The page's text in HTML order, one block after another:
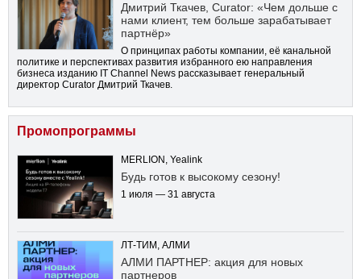
Дмитрий Ткачев, Curator: «Чем дольше с
нами клиент, тем больше зарабатывает
партнёр»
О принципах работы компании, её канальной
политике и перспективах развития избранного ею направления
бизнеса изданию IT Channel News рассказывает генеральный
директор Curator Дмитрий Ткачев.
Промопрограммы
MERLION, Yealink
Будь готов к высокому сезону!
1 июля — 31 августа
ЛТ-ТИМ, АЛМИ
АЛМИ ПАРТНЕР: акция для новых
партнеров